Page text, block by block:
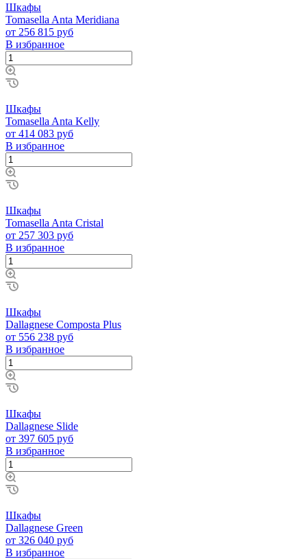
Шкафы
Tomasella Anta Meridiana
от 256 815 руб
В избранное
Шкафы
Tomasella Anta Kelly
от 414 083 руб
В избранное
Шкафы
Tomasella Anta Cristal
от 257 303 руб
В избранное
Шкафы
Dallagnese Composta Plus
от 556 238 руб
В избранное
Шкафы
Dallagnese Slide
от 397 605 руб
В избранное
Шкафы
Dallagnese Green
от 326 040 руб
В избранное